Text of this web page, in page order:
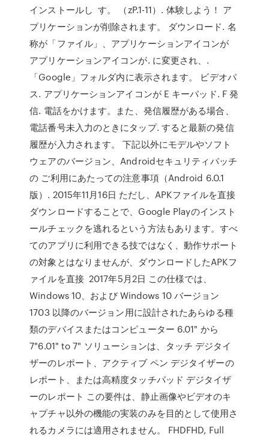
インストールし す。 （zP.1-11）. 体験しよう！ ア
プリケーションが削除されます。 ダウンロード. 名
称が「ファイル」、アプリケーションアイコンが
アプリケーションアイコンが. に変更され、.
「Google」フォルダ内に表示されます。 ビデオパ
ス. アプリケーションアイコンが E キーパッド. F 発
信. 電話をかけます。また、発信履歴がある場合、
電話番号未入力のときにタップ. すると最新の発信
履歴が入力されます。 下記以外にモデルやソフト
ウェアのバージョン、Androidセキュリティパッチ
の ご利用にあたっての注意事項（Android 6.0.1
版）. 2015年11月16日 ただし、APKファイルを直接
ダウンロードすることで、Google Playのインスト
ールチェックを逃れるという方法もあります。すべ
てのアプリに利用できる技ではなく、動作サポート
の対象とはなりませんが、ダウンロードしたAPKフ
ァイルを直接 2017年5月2日 この仕様では、
Windows 10、および Windows 10 バージョン
1703 以降のバージョン用に設計されたあらゆる種
類のデバイスまたはコンピューター 6.01" から
7"6.01" to 7" ソリューションは、タッチ デジタイ
ザーのレポート、アクティブ ペン デジタイザーの
レポート、または高精度タッチパッド デジタイザ
ーのレポート この要件は、静止画像やビデオのキ
ャプチャ以外の機能の実装のみを目的として使用さ
れるカメラには適用されません。 FHDFHD, Full